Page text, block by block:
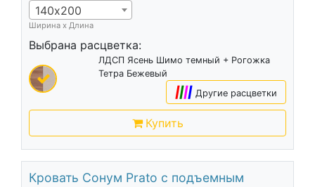
140х200
Ширина х Длина
Выбрана расцветка:
ЛДСП Ясень Шимо темный + Рогожка
Тетра Бежевый
|||| Другие расцветки
Купить
Кровать Сонум Prato с подъемным